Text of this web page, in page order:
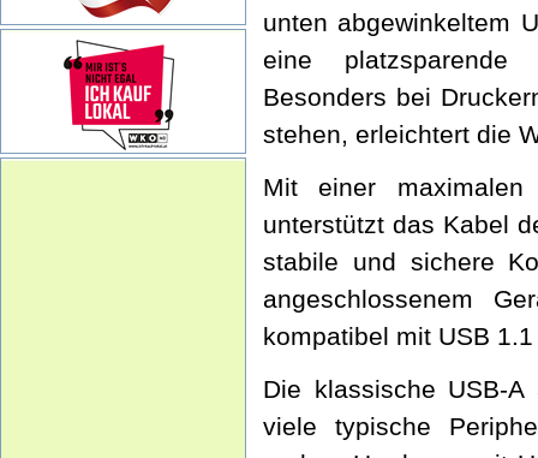
unten abgewinkeltem
eine platzsparende
Besonders bei
stehen, erleichtert die
Mit einer maximalen
unterstützt das Kabel
stabile und sichere
angeschlossenem
kompatibel mit USB
Die klassische USB-
viele typische